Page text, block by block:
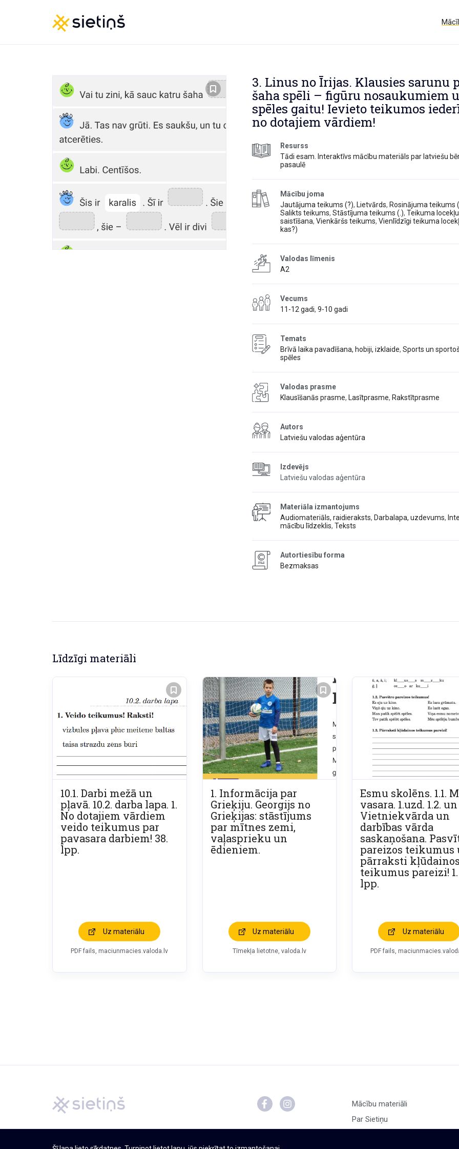
3. Linus no Īrijas. Klausies sarunu
šaha spēli – figūru nosaukumiem
spēles gaitu! Ievieto teikumos
no dotajiem vārdiem!
Resurss
Tādi esam. Interaktīvs mācību materiāls par latviešu
pasaulē
Mācību joma
Jautājuma teikums (?), Lietvārds, Rosinājuma teikums
Salikts teikums, Stāstījuma teikums (.), Teikuma locekļu
saistīšana, Vienkāršs teikums, Vienlīdzīgi teikuma
kas?)
Valodas līmenis
A2
Vecums
11-12 gadi, 9-10 gadi
Temats
Brīvā laika pavadīšana, hobiji, izklaide, Sports un
spēles
Valodas prasme
Klausīšanās prasme, Lasītprasme, Rakstītprasme
Autors
Latviešu valodas aģentūra
Izdevējs
Latviešu valodas aģentūra
Materiāla izmantojums
Audiomateriāls, raidieraksts, Darbalapa, uzdevums,
mācību līdzeklis, Teksts
Autortiesību forma
Bezmaksas
Līdzīgi materiāli
10.1. Darbi mežā un
pļavā. 10.2. darba lapa. 1.
No dotajiem vārdiem
veido teikumus par
pavasara darbiem! 38.
lpp.
Uz materiālu
PDF fails, maciunmacies.valoda.lv
1. Informācija par
Grieķiju. Georgijs no
Grieķijas: stāstījums
par mītnes zemi,
vaļasprieku un
ēdieniem.
Uz materiālu
Tīmekļa lietotne, valoda.lv
Esmu skolēns. 1.1.
vasara. 1.uzd. 1.2. un
Vietniekvārda un
darbības vārda
saskaņošana.
pareizos teikumus
pārraksti kļūdainos
teikumus pareizi! 1.
lpp.
Uz materiālu
PDF fails,
Mācību materiāli
Par Sietiņu